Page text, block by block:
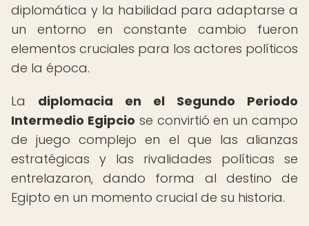
diplomática y la habilidad para adaptarse a
un entorno en constante cambio fueron
elementos cruciales para los actores políticos
de la época.
La diplomacia en el Segundo Periodo
Intermedio Egipcio se convirtió en un campo
de juego complejo en el que las alianzas
estratégicas y las rivalidades políticas se
entrelazaron, dando forma al destino de
Egipto en un momento crucial de su historia.